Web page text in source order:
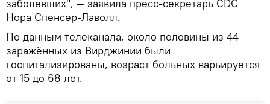
заболевших", — заявила пресс-секретарь CDC
Нора Спенсер-Лаволл.
По данным телеканала, около половины из 44
заражённых из Вирджинии были
госпитализированы, возраст больных варьируется
от 15 до 68 лет.